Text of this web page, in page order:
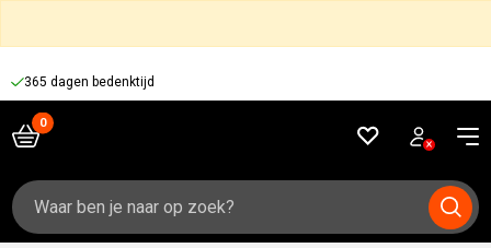
365 dagen bedenktijd
Zoeken
naar: